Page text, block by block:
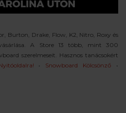
Burton, Drake, Flow, K2, Nitro, Roxy és
A Store 13 több, mint 300
szerelmeseit. Hasznos tanácsokért
• Snowboard Kölcsönző •